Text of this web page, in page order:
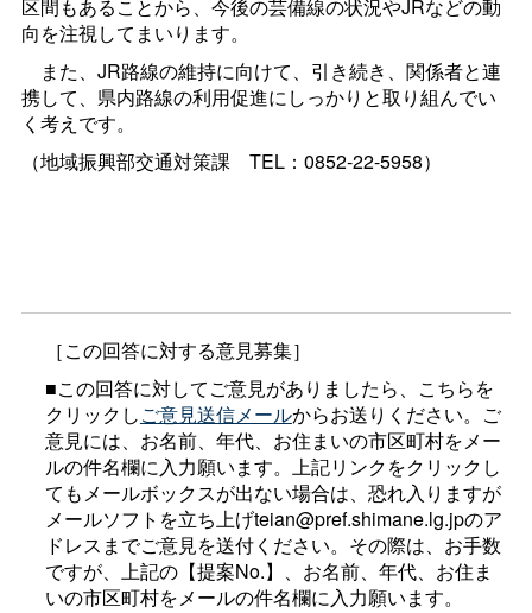
区間もあることから、今後の芸備線の状況やJRなどの動
向を注視してまいります。
また、JR路線の維持に向けて、引き続き、関係者と連
携して、県内路線の利用促進にしっかりと取り組んでい
く考えです。
（地域振興部交通対策課 TEL：0852-22-5958）
［この回答に対する意見募集］
■この回答に対してご意見がありましたら、こちらを
クリックしご意見送信メールからお送りください。ご
意見には、お名前、年代、お住まいの市区町村をメー
ルの件名欄に入力願います。上記リンクをクリックし
てもメールボックスが出ない場合は、恐れ入りますが
メールソフトを立ち上げteian@pref.shimane.lg.jpのア
ドレスまでご意見を送付ください。その際は、お手数
ですが、上記の【提案No.】、お名前、年代、お住ま
いの市区町村をメールの件名欄に入力願います。